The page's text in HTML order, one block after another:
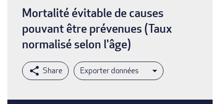
d'Ariane
Mortalité évitable de causes
pouvant être prévenues (Taux
normalisé selon l'âge)
Exporter données